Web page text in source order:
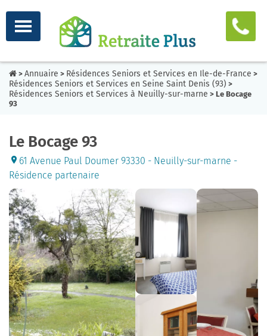
> Annuaire > Résidences Seniors et Services en Ile-de-France >
Résidences Seniors et Services en Seine Saint Denis (93) >
Résidences Seniors et Services à Neuilly-sur-marne > Le Bocage
93
Le Bocage 93
61 Avenue Paul Doumer 93330 - Neuilly-sur-marne -
Résidence partenaire